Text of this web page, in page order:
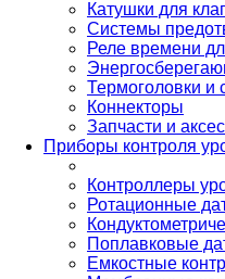
Катушки для
Системы
Реле времени
Термоголовки и
Коннекторы
Запчасти и
Приборы контроля
Контроллеры
Ротационные
Поплавковые
Емкостные